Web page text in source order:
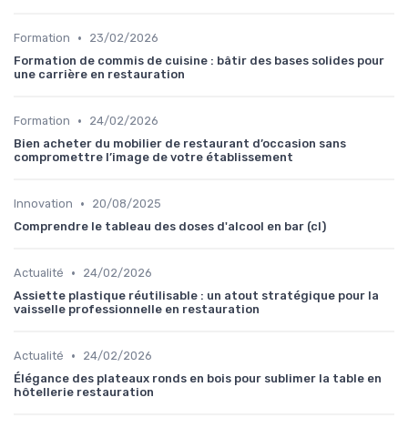
Formation •
23/02/2026
Formation de commis de cuisine : bâtir des bases solides pour
une carrière en restauration
Formation •
24/02/2026
Bien acheter du mobilier de restaurant d’occasion sans
compromettre l’image de votre établissement
Innovation •
20/08/2025
Comprendre le tableau des doses d'alcool en bar (cl)
Actualité •
24/02/2026
Assiette plastique réutilisable : un atout stratégique pour la
vaisselle professionnelle en restauration
Actualité •
24/02/2026
Élégance des plateaux ronds en bois pour sublimer la table en
hôtellerie restauration